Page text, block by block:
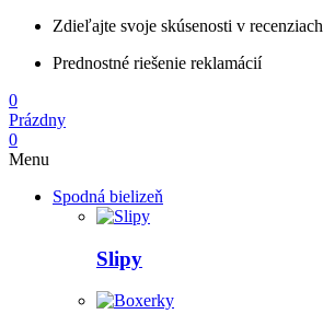
Zdieľajte svoje skúsenosti v recenziach
Prednostné riešenie reklamácií
0
Prázdny
0
Menu
Spodná bielizeň
Slipy